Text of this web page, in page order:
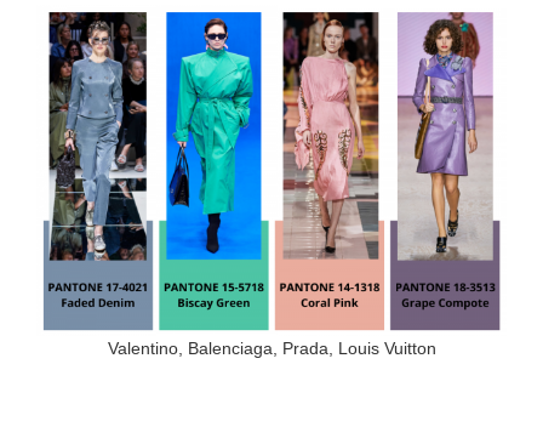
Valentino, Balenciaga, Prada, Louis Vuitton